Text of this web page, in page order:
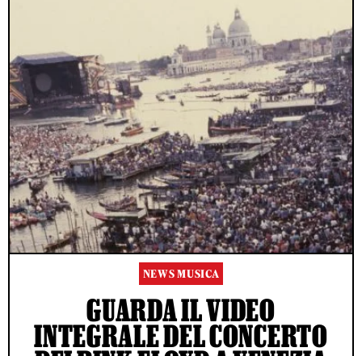
NEWS MUSICA
GUARDA IL VIDEO
INTEGRALE DEL CONCERTO